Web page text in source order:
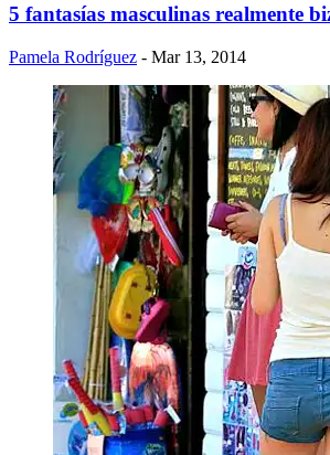
5 fantasías masculinas realmente
Pamela Rodríguez - Mar 13, 2014